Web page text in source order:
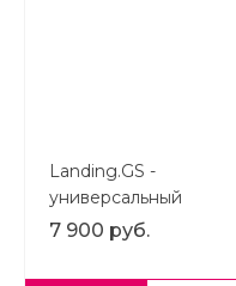
Landing.GS -
универсальный
лендинг | Готовый
Битрикс
7 900 руб.